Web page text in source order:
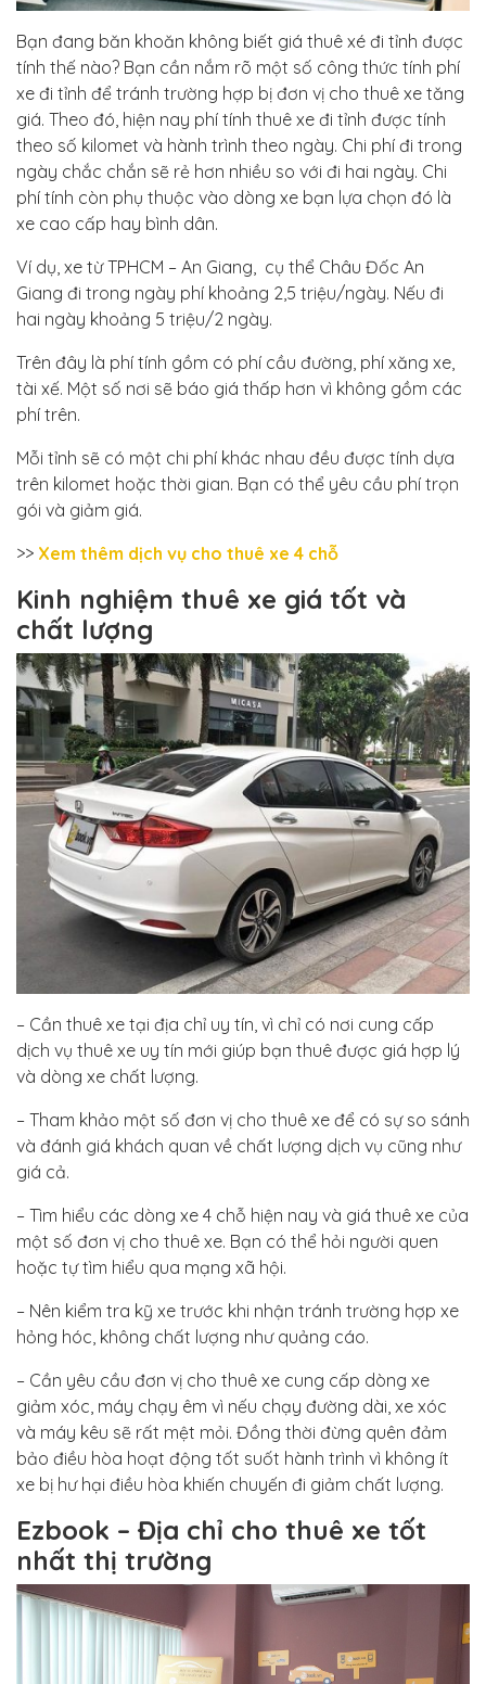
Bạn đang băn khoăn không biết giá thuê xé đi tỉnh được
tính thế nào? Bạn cần nắm rõ một số công thức tính phí
xe đi tỉnh để tránh trường hợp bị đơn vị cho thuê xe tăng
giá. Theo đó, hiện nay phí tính thuê xe đi tỉnh được tính
theo số kilomet và hành trình theo ngày. Chi phí đi trong
ngày chắc chắn sẽ rẻ hơn nhiều so với đi hai ngày. Chi
phí tính còn phụ thuộc vào dòng xe bạn lựa chọn đó là
xe cao cấp hay bình dân.
Ví dụ, xe từ TPHCM – An Giang, cụ thể Châu Đốc An
Giang đi trong ngày phí khoảng 2,5 triệu/ngày. Nếu đi
hai ngày khoảng 5 triệu/2 ngày.
Trên đây là phí tính gồm có phí cầu đường, phí xăng xe,
tài xế. Một số nơi sẽ báo giá thấp hơn vì không gồm các
phí trên.
Mỗi tỉnh sẽ có một chi phí khác nhau đều được tính dựa
trên kilomet hoặc thời gian. Bạn có thể yêu cầu phí trọn
gói và giảm giá.
>> Xem thêm dịch vụ cho thuê xe 4 chỗ
Kinh nghiệm thuê xe giá tốt và
chất lượng
– Cần thuê xe tại địa chỉ uy tín, vì chỉ có nơi cung cấp
dịch vụ thuê xe uy tín mới giúp bạn thuê được giá hợp lý
và dòng xe chất lượng.
– Tham khảo một số đơn vị cho thuê xe để có sự so sánh
và đánh giá khách quan về chất lượng dịch vụ cũng như
giá cả.
– Tìm hiểu các dòng xe 4 chỗ hiện nay và giá thuê xe của
một số đơn vị cho thuê xe. Bạn có thể hỏi người quen
hoặc tự tìm hiểu qua mạng xã hội.
– Nên kiểm tra kỹ xe trước khi nhận tránh trường hợp xe
hỏng hóc, không chất lượng như quảng cáo.
– Cần yêu cầu đơn vị cho thuê xe cung cấp dòng xe
giảm xóc, máy chạy êm vì nếu chạy đường dài, xe xóc
và máy kêu sẽ rất mệt mỏi. Đồng thời đừng quên đảm
bảo điều hòa hoạt động tốt suốt hành trình vì không ít
xe bị hư hại điều hòa khiến chuyến đi giảm chất lượng.
Ezbook – Địa chỉ cho thuê xe tốt
nhất thị trường